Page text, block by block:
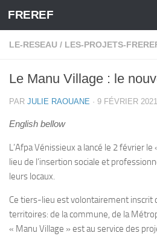
Skip to content
FREREF
LE-RESEAU / LES-PROJETS-
Le Manu Village : le
PAR JULIE RAOUANE · 9 FÉVRIER 2021
English bellow
L’Afpa Vénissieux a lancé le 2 février
lieu de l’insertion sociale et
leurs locaux.
Ce tiers-lieu est volontairement inscrit
territoires: de la commune, de la
« Manu Village » est au service des